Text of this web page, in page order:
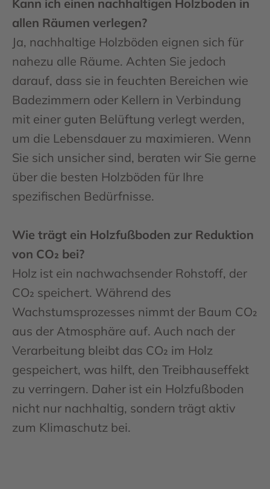
Kann ich einen nachhaltigen Holzboden in
allen Räumen verlegen?
Ja, nachhaltige Holzböden eignen sich für
nahezu alle Räume. Achten Sie jedoch
darauf, dass sie in feuchten Bereichen wie
Badezimmern oder Kellern in Verbindung
mit einer guten Belüftung verlegt werden,
um die Lebensdauer zu maximieren. Wenn
Sie sich unsicher sind, beraten wir Sie gerne
über die besten Holzböden für Ihre
spezifischen Bedürfnisse.
Wie trägt ein Holzfußboden zur Reduktion
von CO₂ bei?
Holz ist ein nachwachsender Rohstoff, der
CO₂ speichert. Während des
Wachstumsprozesses nimmt der Baum CO₂
aus der Atmosphäre auf. Auch nach der
Verarbeitung bleibt das CO₂ im Holz
gespeichert, was hilft, den Treibhauseffekt
zu verringern. Daher ist ein Holzfußboden
nicht nur nachhaltig, sondern trägt aktiv
zum Klimaschutz bei.